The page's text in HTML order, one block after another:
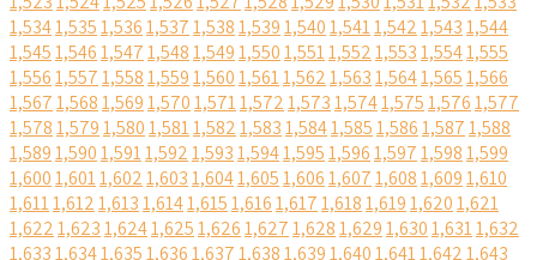
1,5341,5351,5361,5371,5381,5391,5401,5411,5421,5431,544
1,5451,5461,5471,5481,5491,5501,5511,5521,5531,5541,555
1,5561,5571,5581,5591,5601,5611,5621,5631,5641,5651,566
1,5671,5681,5691,5701,5711,5721,5731,5741,5751,5761,577
1,5781,5791,5801,5811,5821,5831,5841,5851,5861,5871,588
1,5891,5901,5911,5921,5931,5941,5951,5961,5971,5981,599
1,6001,6011,6021,6031,6041,6051,6061,6071,6081,6091,610
1,6111,6121,6131,6141,6151,6161,6171,6181,6191,6201,621
1,6221,6231,6241,6251,6261,6271,6281,6291,6301,6311,632
1,6331,6341,6351,6361,6371,6381,6391,6401,6411,6421,643